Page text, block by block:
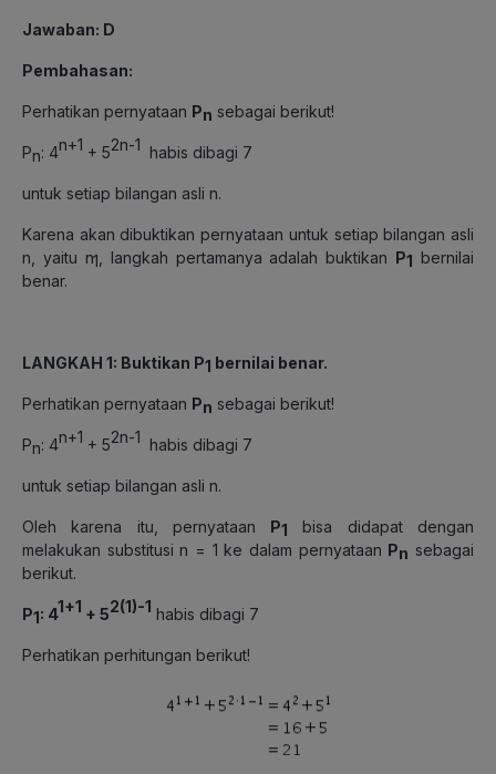
Jawaban: D
Pembahasan:
Perhatikan pernyataan Pn sebagai berikut!
Pn: 4n+1 + 52n-1 habis dibagi 7
untuk setiap bilangan asli n.
Karena akan dibuktikan pernyataan untuk setiap bilangan asli
n, yaitu n1 , langkah pertamanya adalah buktikan P1 bernilai
benar.
LANGKAH 1: Buktikan P1 bernilai benar.
Perhatikan pernyataan Pn sebagai berikut!
Pn: 4n+1 + 52n-1 habis dibagi 7
untuk setiap bilangan asli n.
Oleh karena itu, pernyataan P1 bisa didapat dengan
melakukan substitusi n = 1 ke dalam pernyataan Pn sebagai
berikut.
P1: 41+1 + 52(1)-1 habis dibagi 7
Perhatikan perhitungan berikut!